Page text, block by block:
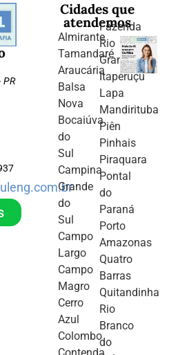
PR
Cidades que
atendemos
Almirante
Tamandaré
Araucária
Balsa
Nova
Bocaiúva
do
Sul
Campina
Grande
do
Sul
Campo
Largo
Campo
Magro
Cerro
Azul
Colombo
Fazenda
Rio
Grande
Itaperuçu
Lapa
Mandirituba
Piên
Pinhais
Piraquara
Pontal
do
Paraná
Porto
Amazonas
Quatro
Barras
Quitandinha
Rio
Branco
do